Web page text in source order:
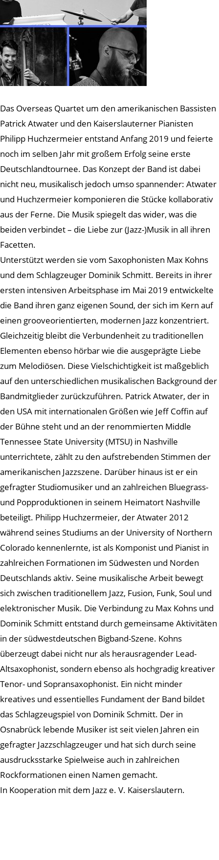
Das Overseas Quartet um den amerikanischen Bassisten
Patrick Atwater und den Kaiserslauterner Pianisten
Philipp Huchzermeier entstand Anfang 2019 und feierte
noch im selben Jahr mit großem Erfolg seine erste
Deutschlandtournee. Das Konzept der Band ist dabei
nicht neu, musikalisch jedoch umso spannender: Atwater
und Huchzermeier komponieren die Stücke kollaborativ
aus der Ferne. Die Musik spiegelt das wider, was die
beiden verbindet – die Liebe zur (Jazz-)Musik in all ihren
Facetten.
Unterstützt werden sie vom Saxophonisten Max Kohns
und dem Schlagzeuger Dominik Schmitt. Bereits in ihrer
ersten intensiven Arbeitsphase im Mai 2019 entwickelte
die Band ihren ganz eigenen Sound, der sich im Kern auf
einen grooveorientierten, modernen Jazz konzentriert.
Gleichzeitig bleibt die Verbundenheit zu traditionellen
Elementen ebenso hörbar wie die ausgeprägte Liebe
zum Melodiösen. Diese Vielschichtigkeit ist maßgeblich
auf den unterschiedlichen musikalischen Background der
Bandmitglieder zurückzuführen. Patrick Atwater, der in
den USA mit internationalen Größen wie Jeff Coffin auf
der Bühne steht und an der renommierten Middle
Tennessee State University (MTSU) in Nashville
unterrichtete, zählt zu den aufstrebenden Stimmen der
amerikanischen Jazzszene. Darüber hinaus ist er ein
gefragter Studiomusiker und an zahlreichen Bluegrass-
und Popproduktionen in seinem Heimatort Nashville
beteiligt. Philipp Huchzermeier, der Atwater 2012
während seines Studiums an der University of Northern
Colorado kennenlernte, ist als Komponist und Pianist in
zahlreichen Formationen im Südwesten und Norden
Deutschlands aktiv. Seine musikalische Arbeit bewegt
sich zwischen traditionellem Jazz, Fusion, Funk, Soul und
elektronischer Musik. Die Verbindung zu Max Kohns und
Dominik Schmitt entstand durch gemeinsame Aktivitäten
in der südwestdeutschen Bigband-Szene. Kohns
überzeugt dabei nicht nur als herausragender Lead-
Altsaxophonist, sondern ebenso als hochgradig kreativer
Tenor- und Sopransaxophonist. Ein nicht minder
kreatives und essentielles Fundament der Band bildet
das Schlagzeugspiel von Dominik Schmitt. Der in
Osnabrück lebende Musiker ist seit vielen Jahren ein
gefragter Jazzschlagzeuger und hat sich durch seine
ausdrucksstarke Spielweise auch in zahlreichen
Rockformationen einen Namen gemacht.
In Kooperation mit dem Jazz e. V. Kaiserslautern.